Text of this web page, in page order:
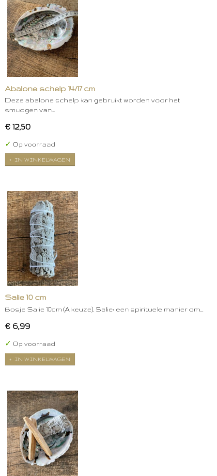
Abalone schelp 14/17 cm
Deze abalone schelp kan gebruikt worden voor het
smudgen van…
€ 12,50
✓ Op voorraad
IN WINKELWAGEN
Salie 10 cm
Bosje Salie 10cm (A keuze). Salie: een spirituele manier om…
€ 6,99
✓ Op voorraad
IN WINKELWAGEN